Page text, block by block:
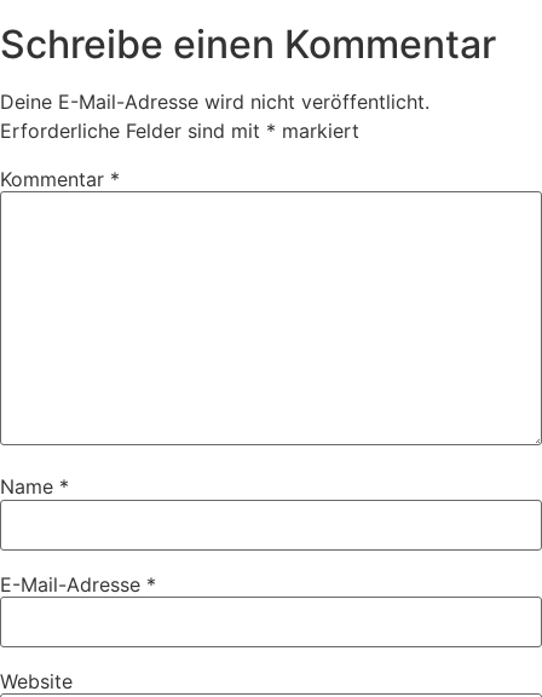
Schreibe einen Kommentar
Deine E-Mail-Adresse wird nicht veröffentlicht.
Erforderliche Felder sind mit * markiert
Kommentar *
Name *
E-Mail-Adresse *
Website